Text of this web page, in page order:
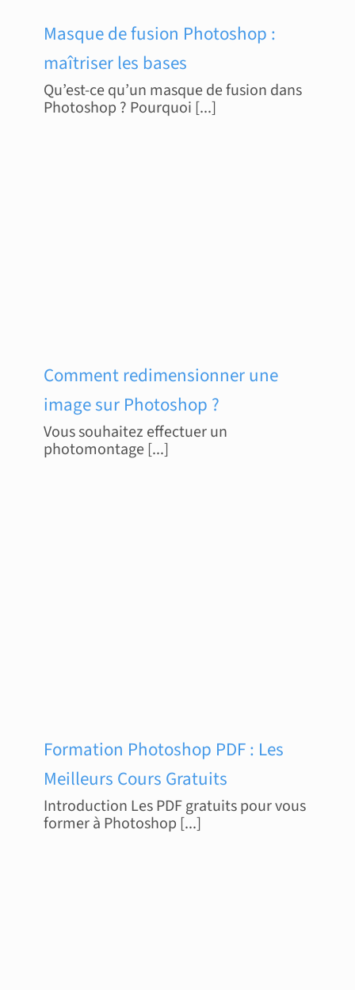
Masque de fusion Photoshop :
maîtriser les bases
Qu’est-ce qu’un masque de fusion dans
Photoshop ? Pourquoi [...]
Comment redimensionner une
image sur Photoshop ?
Vous souhaitez effectuer un
photomontage [...]
Formation Photoshop PDF : Les
Meilleurs Cours Gratuits
Introduction Les PDF gratuits pour vous
former à Photoshop [...]